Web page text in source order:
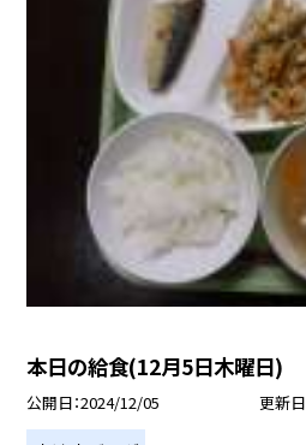
本日の給食(12月5日木曜日)
公開日 2024/12/05 更新日